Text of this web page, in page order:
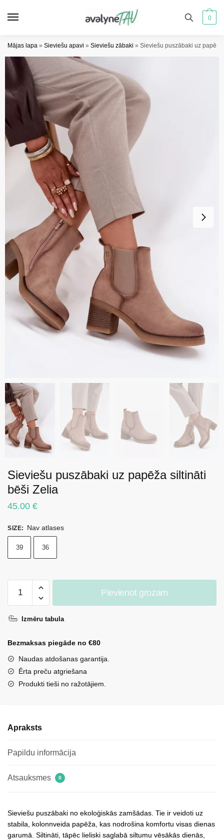
0
Mājas lapa » Sieviešu apavi » Sieviešu zābaki » Sieviešu puszābaki uz
Sieviešu puszābaki uz papēža siltināti
bēši Zelia
45.00 €
SIZE: Nav atlases
39 36
puszābaki
papēža
bēši
Zelia
daudzums
Pievienot grozam
Izmēru tabula
Bezmaksas piegāde no €80
Naudas atdošanas garantija.
Ērta preču atgriešana
Produkti tieši no ražotājiem.
Apraksts
Papildu informācija
Atsauksmes 0
Sieviešu puszābaki no ekoloģiskās zamšādas. Tie ir veidoti uz
stabila, kolonnveida papēža, kas nodrošina komfortu visas dienas
garumā. Siltināti, tāpēc lieliski saglabā siltumu vēsākās dienās,